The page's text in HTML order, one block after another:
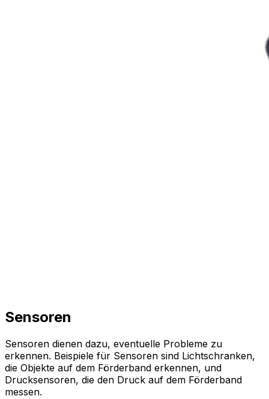
Sensoren
Sensoren dienen dazu, eventuelle Probleme zu
erkennen. Beispiele für Sensoren sind Lichtschranken,
die Objekte auf dem Förderband erkennen, und
Drucksensoren, die den Druck auf dem Förderband
messen.